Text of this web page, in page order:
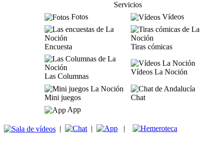
Servicios
Fotos
Vídeos
Encuesta Tiras cómicas
Las Columnas
Vídeos La Noción
Mini juegos
Chat
App
| | |